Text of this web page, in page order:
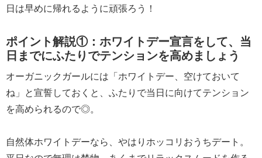
日は早めに帰れるように頑張ろう！
ポイント解説①：ホワイトデー宣言をして、当
日までにふたりでテンションを高めましょう
オーガニックガールには「ホワイトデー、空けておいて
ね」と宣誓しておくと、ふたりで当日に向けてテンション
を高められるので◎。
自然体ホワイトデーなら、やはりホッコリおうちデート。